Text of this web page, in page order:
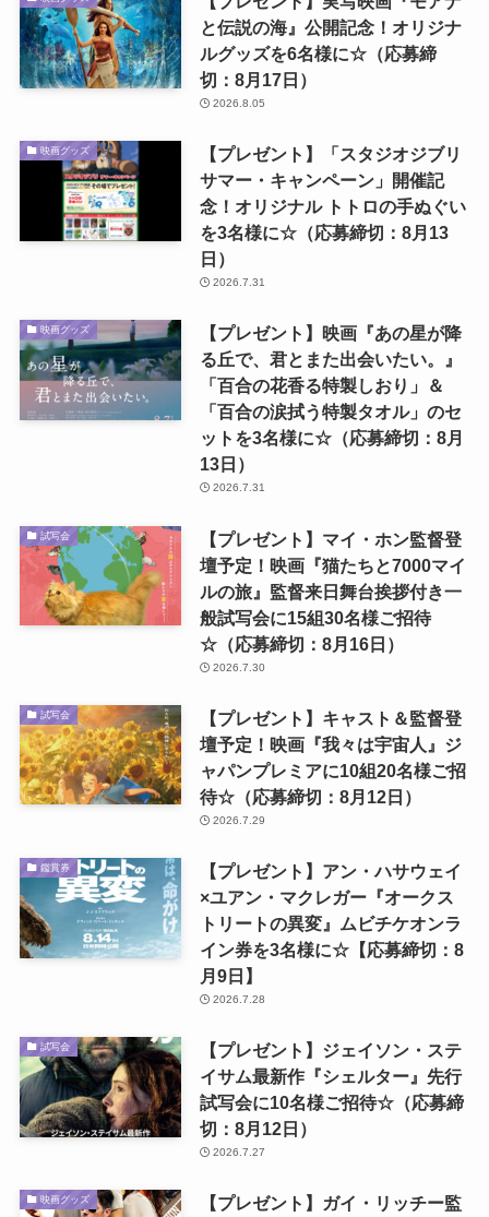
と伝説の海』公開記念！オリジナ
ルグッズを6名様に☆（応募締
切：8月17日）
2026.8.05
映画グッズ
【プレゼント】「スタジオジブリ
サマー・キャンペーン」開催記
念！オリジナル トトロの手ぬぐい
を3名様に☆（応募締切：8月13
日）
2026.7.31
映画グッズ
【プレゼント】映画『あの星が降
る丘で、君とまた出会いたい。』
「百合の花香る特製しおり」＆
「百合の涙拭う特製タオル」のセ
ットを3名様に☆（応募締切：8月
13日）
2026.7.31
試写会
【プレゼント】マイ・ホン監督登
壇予定！映画『猫たちと7000マイ
ルの旅』監督来日舞台挨拶付き一
般試写会に15組30名様ご招待
☆（応募締切：8月16日）
2026.7.30
試写会
【プレゼント】キャスト＆監督登
壇予定！映画『我々は宇宙人』ジ
ャパンプレミアに10組20名様ご招
待☆（応募締切：8月12日）
2026.7.29
鑑賞券
【プレゼント】アン・ハサウェイ
×ユアン・マクレガー『オークス
トリートの異変』ムビチケオンラ
イン券を3名様に☆【応募締切：8
月9日】
2026.7.28
試写会
【プレゼント】ジェイソン・ステ
イサム最新作『シェルター』先行
試写会に10名様ご招待☆（応募締
切：8月12日）
2026.7.27
映画グッズ
【プレゼント】ガイ・リッチー監